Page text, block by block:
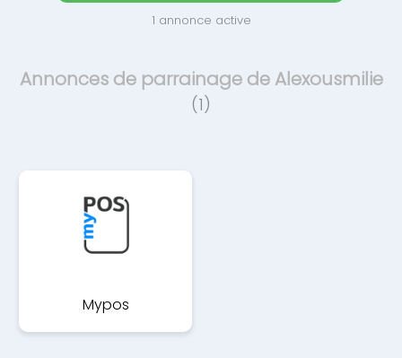
1 annonce active
Annonces de parrainage de Alexousmilie
(1)
Mypos